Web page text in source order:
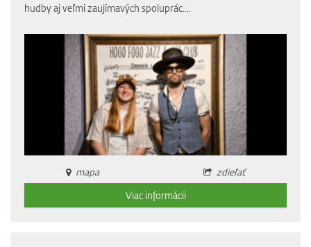
hudby aj veľmi zaujímavých spoluprác....
mapa
zdieľať
Viac informácii